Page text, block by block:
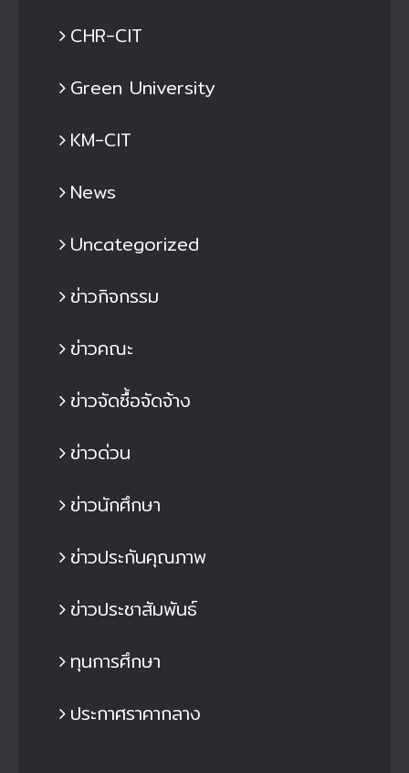
CHR-CIT
Green University
KM-CIT
News
Uncategorized
ข่าวกิจกรรม
ข่าวคณะ
ข่าวจัดซื้อจัดจ้าง
ข่าวด่วน
ข่าวนักศึกษา
ข่าวประกันคุณภาพ
ข่าวประชาสัมพันธ์
ทุนการศึกษา
ประกาศราคากลาง